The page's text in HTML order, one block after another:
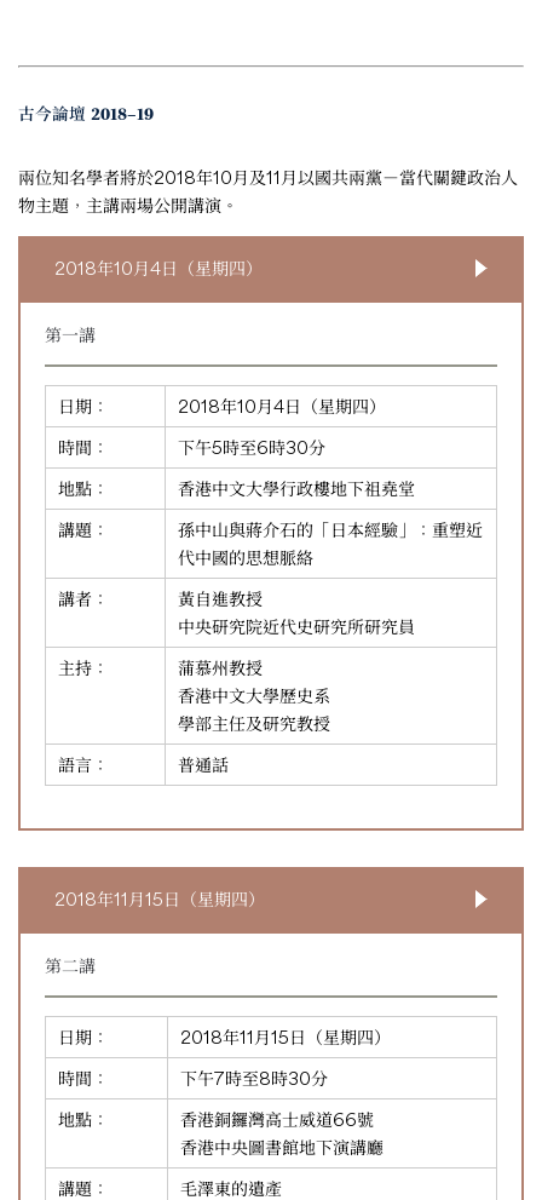
古今論壇 2018–19
兩位知名學者將於2018年10月及11月以國共兩黨－當代關鍵政治人
物主題，主講兩場公開講演。
2018年10月4日（星期四）
第一講
日期：
2018年10月4日（星期四）
時間：
下午5時至6時30分
地點：
香港中文大學行政樓地下祖堯堂
講題：
孫中山與蔣介石的「日本經驗」：重塑近
代中國的思想脈絡
講者：
黃自進教授
中央研究院近代史研究所研究員
主持：
蒲慕州教授
香港中文大學歷史系
學部主任及研究教授
語言：
普通話
2018年11月15日（星期四）
第二講
日期：
2018年11月15日（星期四）
時間：
下午7時至8時30分
地點：
香港銅鑼灣高士威道66號
香港中央圖書館地下演講廳
講題：
毛澤東的遺產